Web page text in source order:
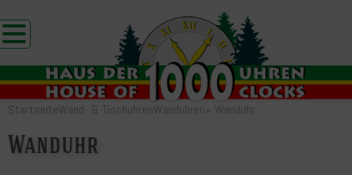
StartseiteWand- & TischuhrenWanduhren» Wanduhr
Wanduhr